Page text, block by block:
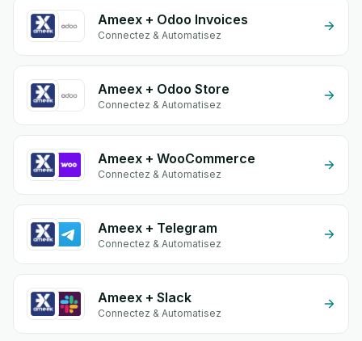
Ameex + Odoo Invoices
Connectez & Automatisez
Ameex + Odoo Store
Connectez & Automatisez
Ameex + WooCommerce
Connectez & Automatisez
Ameex + Telegram
Connectez & Automatisez
Ameex + Slack
Connectez & Automatisez